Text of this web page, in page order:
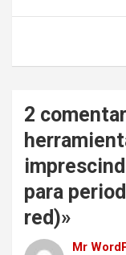
entradas
2
para
red)»
Mr